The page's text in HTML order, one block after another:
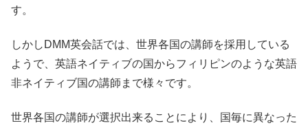
す。
しかしDMM英会話では、世界各国の講師を採用している
ようで、英語ネイティブの国からフィリピンのような英語
非ネイティブ国の講師まで様々です。
世界各国の講師が選択出来ることにより、国毎に異なった